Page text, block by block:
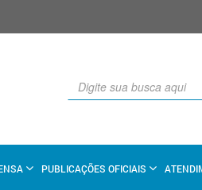
PUBLICAÇÕES OFICIAIS